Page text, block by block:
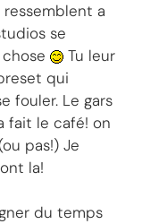
ressemblent a
se
Tu leur
qui
fouler. Le gars
fait le café! on
pas!) Je
la!
du temps